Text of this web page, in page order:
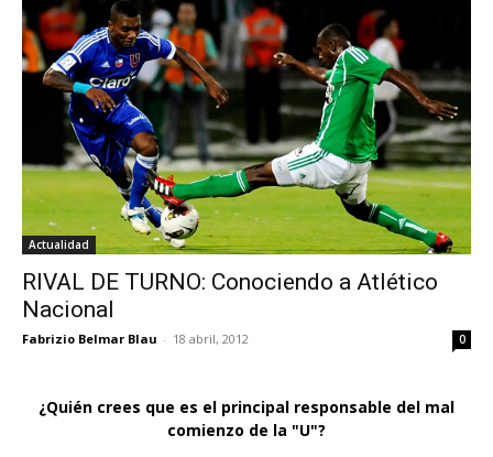
Actualidad
RIVAL DE TURNO: Conociendo a Atlético
Nacional
Fabrizio Belmar Blau - 18 abril, 2012 0
¿Quién crees que es el principal responsable del mal
comienzo de la "U"?